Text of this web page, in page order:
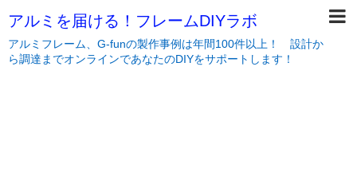
アルミを届ける！フレームDIYラボ
アルミフレーム、G-funの製作事例は年間100件以上！ 設計か
ら調達までオンラインであなたのDIYをサポートします！